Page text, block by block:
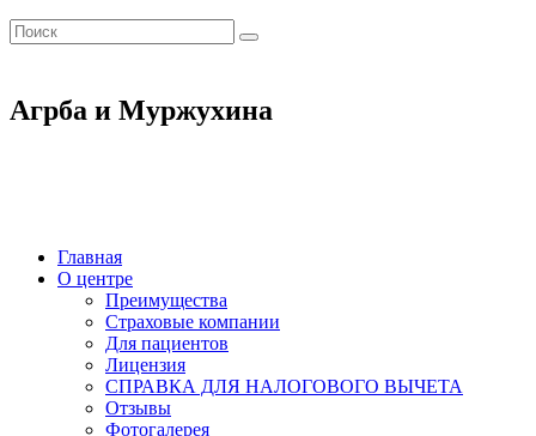
Агрба и Муржухина
Главная
О центре
Преимущества
Страховые компании
Для пациентов
Лицензия
СПРАВКА ДЛЯ НАЛОГОВОГО ВЫЧЕТА
Отзывы
Фотогалерея